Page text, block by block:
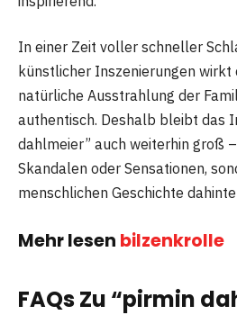
In einer Zeit voller schneller
künstlicher Inszenierungen wirkt
natürliche Ausstrahlung der
authentisch. Deshalb bleibt das
dahlmeier” auch weiterhin groß
Skandalen oder Sensationen,
menschlichen Geschichte
Mehr lesen bilzenkrolle
FAQs Zu “pirmin